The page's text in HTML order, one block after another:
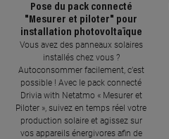
Pose du pack connecté
"Mesurer et piloter" pour
installation photovoltaïque
Vous avez des panneaux solaires
installés chez vous ?
Autoconsommer facilement, c’est
possible ! Avec le pack connecté
Drivia with Netatmo « Mesurer et
Piloter », suivez en temps réel votre
production solaire et agissez sur
vos appareils énergivores afin de